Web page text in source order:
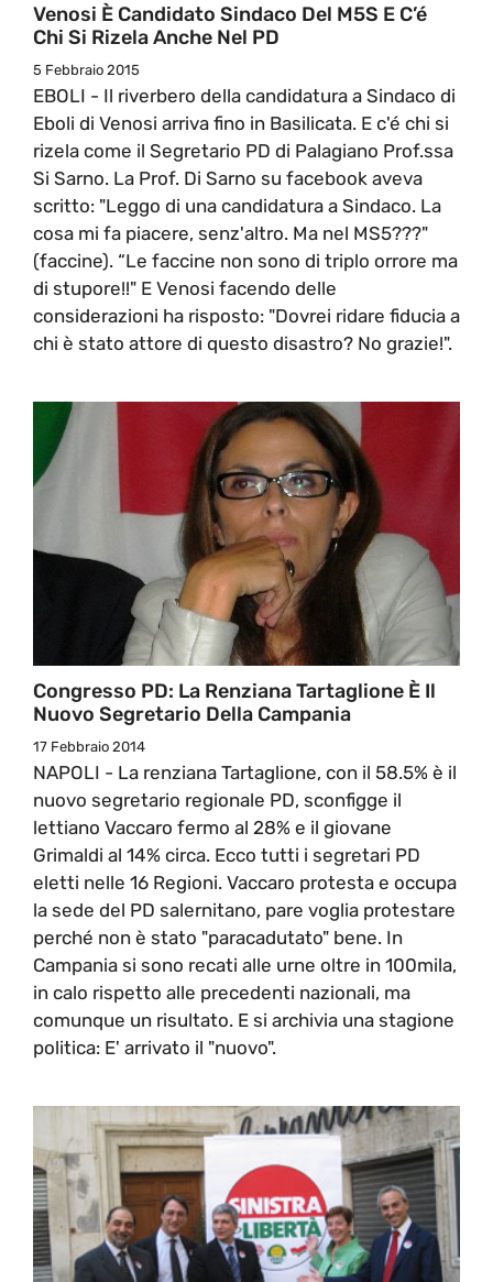
Venosi È Candidato Sindaco Del M5S E C’é
Chi Si Rizela Anche Nel PD
5 Febbraio 2015
EBOLI - Il riverbero della candidatura a Sindaco di
Eboli di Venosi arriva fino in Basilicata. E c'é chi si
rizela come il Segretario PD di Palagiano Prof.ssa
Si Sarno. La Prof. Di Sarno su facebook aveva
scritto: "Leggo di una candidatura a Sindaco. La
cosa mi fa piacere, senz'altro. Ma nel MS5???"
(faccine). “Le faccine non sono di triplo orrore ma
di stupore!!" E Venosi facendo delle
considerazioni ha risposto: "Dovrei ridare fiducia a
chi è stato attore di questo disastro? No grazie!".
Congresso PD: La Renziana Tartaglione È Il
Nuovo Segretario Della Campania
17 Febbraio 2014
NAPOLI - La renziana Tartaglione, con il 58.5% è il
nuovo segretario regionale PD, sconfigge il
lettiano Vaccaro fermo al 28% e il giovane
Grimaldi al 14% circa. Ecco tutti i segretari PD
eletti nelle 16 Regioni. Vaccaro protesta e occupa
la sede del PD salernitano, pare voglia protestare
perché non è stato "paracadutato" bene. In
Campania si sono recati alle urne oltre in 100mila,
in calo rispetto alle precedenti nazionali, ma
comunque un risultato. E si archivia una stagione
politica: E' arrivato il "nuovo".